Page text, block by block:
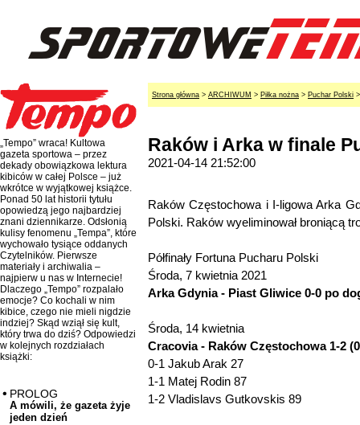
„Tempo” wraca! Kultowa
gazeta sportowa – przez
dekady obowiązkowa lektura
kibiców w całej Polsce – już
wkrótce w wyjątkowej książce.
Ponad 50 lat historii tytułu
opowiedzą jego najbardziej
znani dziennikarze. Odsłonią
kulisy fenomenu „Tempa”, które
wychowało tysiące oddanych
Czytelników. Pierwsze
materiały i archiwalia –
najpierw u nas w Internecie!
Dlaczego „Tempo” rozpalało
emocje? Co kochali w nim
kibice, czego nie mieli nigdzie
indziej? Skąd wziął się kult,
który trwa do dziś? Odpowiedzi
w kolejnych rozdziałach
książki:
PROLOG
A mówili, że gazeta żyje
jeden dzień
Strona główna > ARCHIWUM > Piłka nożna > Puchar Polski
Raków i Arka w finale
2021-04-14 21:52:00
Raków Częstochowa i I-ligowa Arka
Polski. Raków wyeliminował broniącą
Półfinały Fortuna Pucharu Polski
Środa, 7 kwietnia 2021
Arka Gdynia - Piast Gliwice 0-0 po
Środa, 14 kwietnia
Cracovia - Raków Częstochowa 1-2
0-1 Jakub Arak 27
1-1 Matej Rodin 87
1-2 Vladislavs Gutkovskis 89